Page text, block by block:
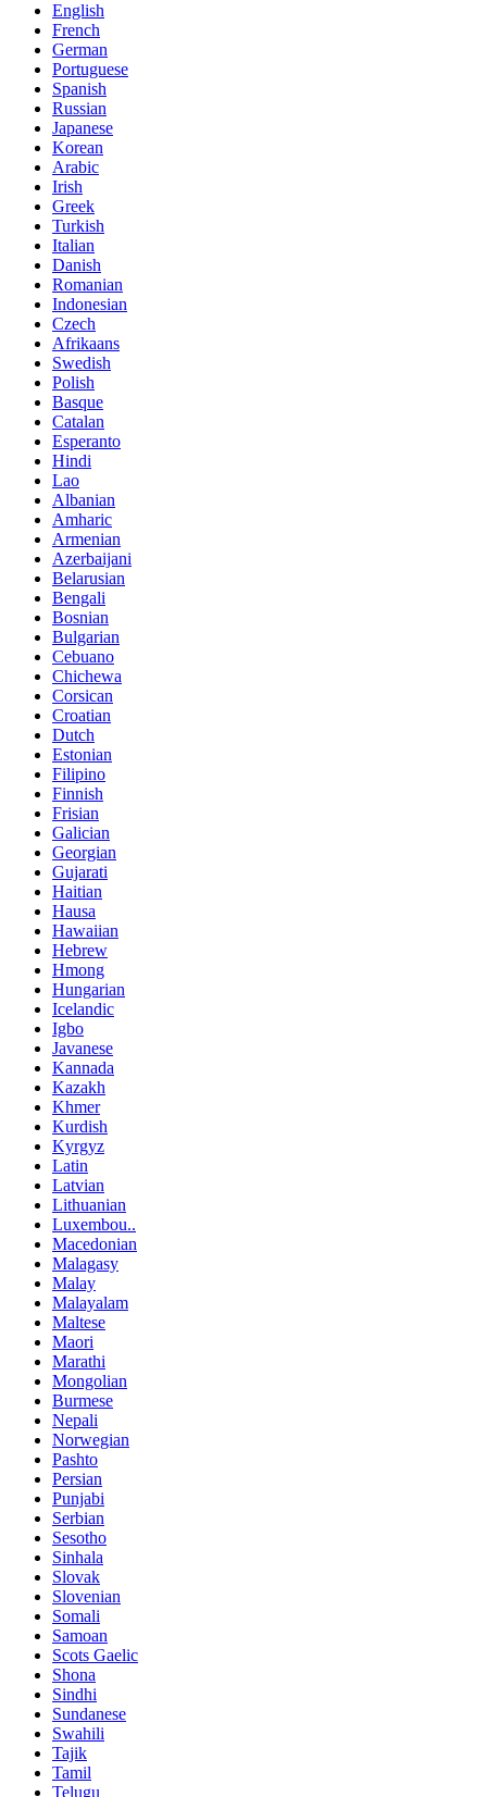
English
French
German
Portuguese
Spanish
Russian
Japanese
Korean
Arabic
Irish
Greek
Turkish
Italian
Danish
Romanian
Indonesian
Czech
Afrikaans
Swedish
Polish
Basque
Catalan
Esperanto
Hindi
Lao
Albanian
Amharic
Armenian
Azerbaijani
Belarusian
Bengali
Bosnian
Bulgarian
Cebuano
Chichewa
Corsican
Croatian
Dutch
Estonian
Filipino
Finnish
Frisian
Galician
Georgian
Gujarati
Haitian
Hausa
Hawaiian
Hebrew
Hmong
Hungarian
Icelandic
Igbo
Javanese
Kannada
Kazakh
Khmer
Kurdish
Kyrgyz
Latin
Latvian
Lithuanian
Luxembou..
Macedonian
Malagasy
Malay
Malayalam
Maltese
Maori
Marathi
Mongolian
Burmese
Nepali
Norwegian
Pashto
Persian
Punjabi
Serbian
Sesotho
Sinhala
Slovak
Slovenian
Somali
Samoan
Scots Gaelic
Shona
Sindhi
Sundanese
Swahili
Tajik
Tamil
Telugu